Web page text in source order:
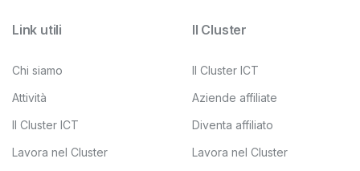
Link utili
Chi siamo
Attività
Il Cluster ICT
Lavora nel Cluster
Il Cluster
Il Cluster ICT
Aziende affiliate
Diventa affiliato
Lavora nel Cluster